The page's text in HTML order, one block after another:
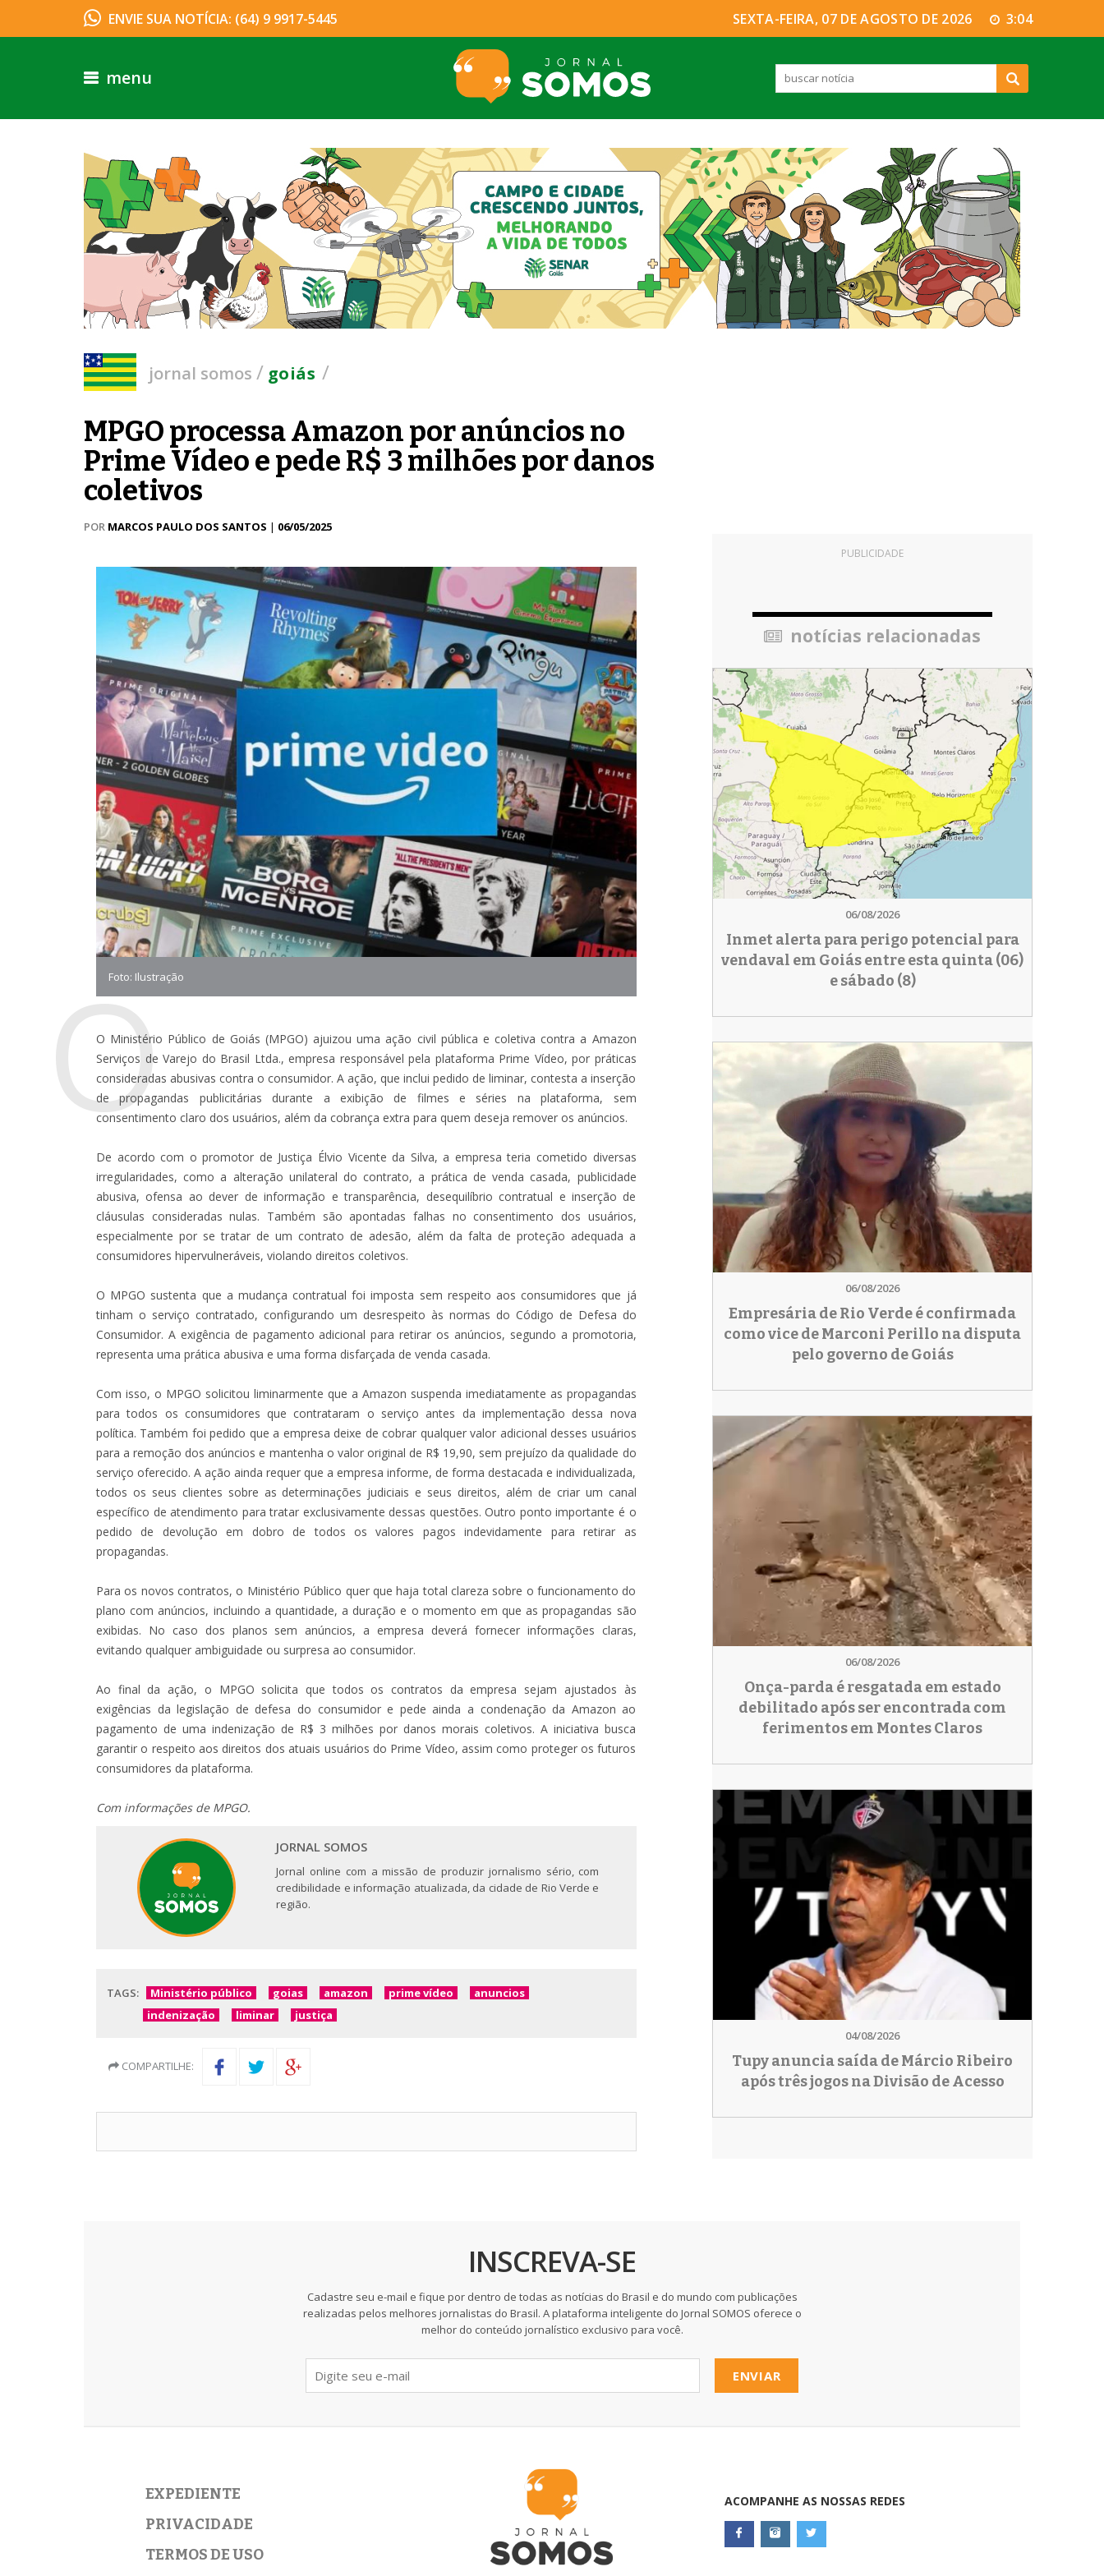
ENVIE SUA NOTÍCIA: (64) 9 9917-5445 SEXTA-FEIRA, 07 DE AGOSTO DE 2026 3:04
menu
jornal somos / goiás /
MPGO processa Amazon por anúncios no
Prime Vídeo e pede R$ 3 milhões por danos
coletivos
POR MARCOS PAULO DOS SANTOS | 06/05/2025
Foto: Ilustração
O
O Ministério Público de Goiás (MPGO) ajuizou uma ação civil pública e coletiva contra a Amazon
Serviços de Varejo do Brasil Ltda., empresa responsável pela plataforma Prime Vídeo, por práticas
consideradas abusivas contra o consumidor. A ação, que inclui pedido de liminar, contesta a inserção
de propagandas publicitárias durante a exibição de filmes e séries na plataforma, sem
consentimento claro dos usuários, além da cobrança extra para quem deseja remover os anúncios.
De acordo com o promotor de Justiça Élvio Vicente da Silva, a empresa teria cometido diversas
irregularidades, como a alteração unilateral do contrato, a prática de venda casada, publicidade
abusiva, ofensa ao dever de informação e transparência, desequilíbrio contratual e inserção de
cláusulas consideradas nulas. Também são apontadas falhas no consentimento dos usuários,
especialmente por se tratar de um contrato de adesão, além da falta de proteção adequada a
consumidores hipervulneráveis, violando direitos coletivos.
O MPGO sustenta que a mudança contratual foi imposta sem respeito aos consumidores que já
tinham o serviço contratado, configurando um desrespeito às normas do Código de Defesa do
Consumidor. A exigência de pagamento adicional para retirar os anúncios, segundo a promotoria,
representa uma prática abusiva e uma forma disfarçada de venda casada.
Com isso, o MPGO solicitou liminarmente que a Amazon suspenda imediatamente as propagandas
para todos os consumidores que contrataram o serviço antes da implementação dessa nova
política. Também foi pedido que a empresa deixe de cobrar qualquer valor adicional desses usuários
para a remoção dos anúncios e mantenha o valor original de R$ 19,90, sem prejuízo da qualidade do
serviço oferecido. A ação ainda requer que a empresa informe, de forma destacada e individualizada,
todos os seus clientes sobre as determinações judiciais e seus direitos, além de criar um canal
específico de atendimento para tratar exclusivamente dessas questões. Outro ponto importante é o
pedido de devolução em dobro de todos os valores pagos indevidamente para retirar as
propagandas.
Para os novos contratos, o Ministério Público quer que haja total clareza sobre o funcionamento do
plano com anúncios, incluindo a quantidade, a duração e o momento em que as propagandas são
exibidas. No caso dos planos sem anúncios, a empresa deverá fornecer informações claras,
evitando qualquer ambiguidade ou surpresa ao consumidor.
Ao final da ação, o MPGO solicita que todos os contratos da empresa sejam ajustados às
exigências da legislação de defesa do consumidor e pede ainda a condenação da Amazon ao
pagamento de uma indenização de R$ 3 milhões por danos morais coletivos. A iniciativa busca
garantir o respeito aos direitos dos atuais usuários do Prime Vídeo, assim como proteger os futuros
consumidores da plataforma.
Com informações de MPGO.
JORNAL SOMOS
Jornal online com a missão de produzir jornalismo sério, com
credibilidade e informação atualizada, da cidade de Rio Verde e
região.
TAGS: Ministério público goias amazon prime vídeo
anuncios
indenização
liminar justiça
COMPARTILHE:
PUBLICIDADE
notícias relacionadas
06/08/2026
Inmet alerta para perigo potencial para
vendaval em Goiás entre esta quinta (06)
e sábado (8)
06/08/2026
Empresária de Rio Verde é confirmada
como vice de Marconi Perillo na disputa
pelo governo de Goiás
06/08/2026
Onça-parda é resgatada em estado
debilitado após ser encontrada com
ferimentos em Montes Claros
04/08/2026
Tupy anuncia saída de Márcio Ribeiro
após três jogos na Divisão de Acesso
INSCREVA-SE
Cadastre seu e-mail e fique por dentro de todas as notícias do Brasil e do mundo com publicações
realizadas pelos melhores jornalistas do Brasil. A plataforma inteligente do Jornal SOMOS oferece o
melhor do conteúdo jornalístico exclusivo para você.
ENVIAR
EXPEDIENTE
PRIVACIDADE
TERMOS DE USO
ACOMPANHE AS NOSSAS REDES